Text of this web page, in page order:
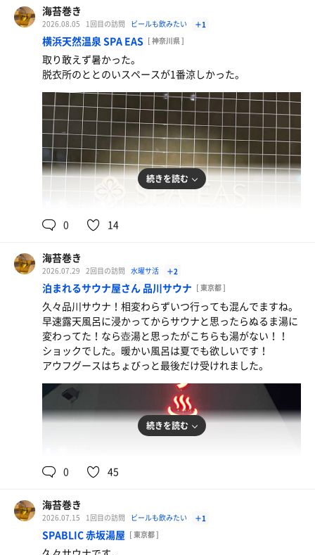
海苔巻き
2026.08.05 1回目の訪問 ビールも飲みたい ＋1
横浜天然温泉 SPA EAS [ 神奈川県 ]
取り敢えず暑かった。
脱衣所のととのいスペースが1番涼しかった。
特上てんぷら盛り合わせ
美味しい
瓶ビール
続きを読む
0 14
海苔巻き
2026.07.29 2回目の訪問 水曜サ活 ＋2
泊まれるサウナ屋さん 品川サウナ [ 東京都 ]
久々品川サウナ！相変わらずいつ行っても混んでますね。
早速露天風呂に浸かってからサウナと思ったらぬるま湯に
変わってた！なら壺湯と思ったがこちらも湯がない！！
ショックでした。暖かい風呂は夏でも欲しいです！
アウフグースはちょびっと最後だけ受けれました。
続きを読む
0 45
海苔巻き
2026.07.15 1回目の訪問 ビールも飲みたい ＋1
SPABLIC 赤坂湯屋 [ 東京都 ]